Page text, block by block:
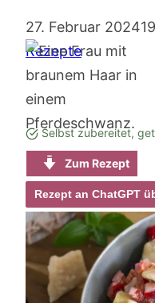
27. Februar 2024
Rezepte
Selbst zubereitet,
Zum Rezept
Rezept an ChatGPT